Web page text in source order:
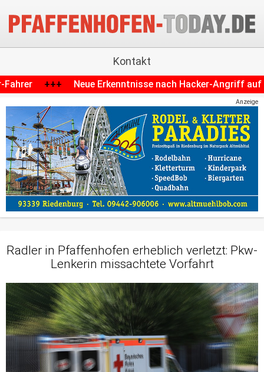
Kontakt
nach Hacker-Angriff auf Krankenhaus in
Anzeige
Radler in Pfaffenhofen erheblich verletzt: Pkw-
Lenkerin missachtete Vorfahrt